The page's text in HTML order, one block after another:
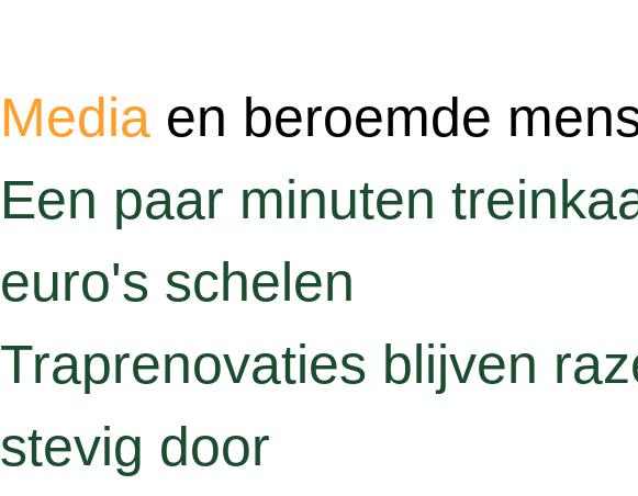
Media en beroemde
Een paar minuten
euro's schelen
Traprenovaties blijven
stevig door